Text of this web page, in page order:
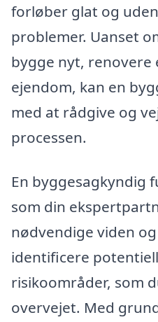
forløber glat og
problemer. Uanset
bygge nyt, renovere
ejendom, kan en
med at rådgive og
processen.
En byggesagkyndig
som din
nødvendige viden
identificere
risikoområder, som
overvejet. Med